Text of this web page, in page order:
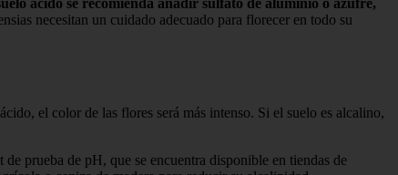
necesitan un cuidado adecuado para florecer en todo su
el color de las flores será más intenso. Si el suelo es alcalino,
prueba de pH, que se encuentra disponible en tiendas de